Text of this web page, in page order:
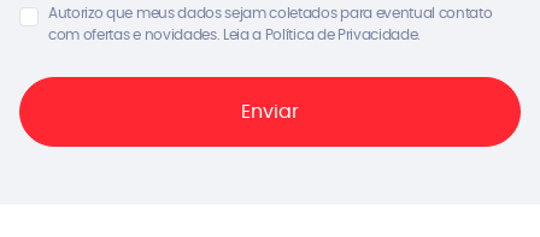
Autorizo que meus dados sejam coletados para eventual contato
com ofertas e novidades. Leia a Política de Privacidade.